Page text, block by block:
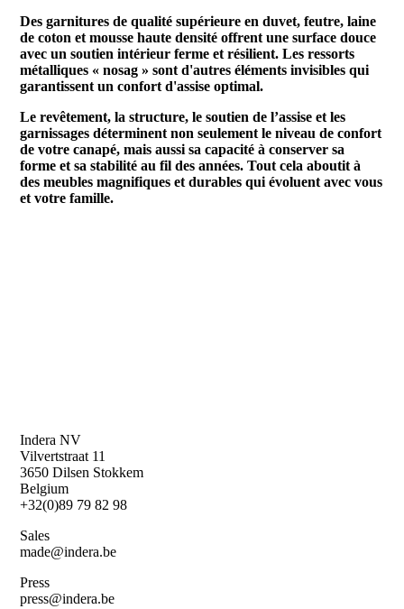
Des garnitures de qualité supérieure en duvet, feutre, laine
de coton et mousse haute densité offrent une surface douce
avec un soutien intérieur ferme et résilient. Les ressorts
métalliques « nosag » sont d'autres éléments invisibles qui
garantissent un confort d'assise optimal.
Le revêtement, la structure, le soutien de l’assise et les
garnissages déterminent non seulement le niveau de confort
de votre canapé, mais aussi sa capacité à conserver sa
forme et sa stabilité au fil des années. Tout cela aboutit à
des meubles magnifiques et durables qui évoluent avec vous
et votre famille.
Indera NV
Vilvertstraat 11
3650 Dilsen Stokkem
Belgium
+32(0)89 79 82 98
Sales
made@indera.be
Press
press@indera.be